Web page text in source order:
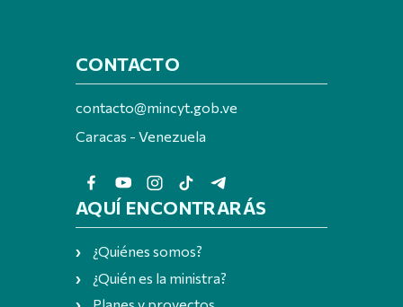
CONTACTO
contacto@mincyt.gob.ve
Caracas - Venezuela
AQUÍ ENCONTRARÁS
¿Quiénes somos?
¿Quién es la ministra?